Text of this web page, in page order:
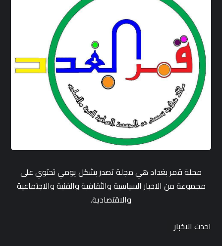
مجلة قمر بغداد هي مجلة تصدر بشكل يومي تحتوي على
مجموعة من الاخبار السياسية والثقافية والفنية والاجتماعية
والاقتصادية.
احدث الاخبار